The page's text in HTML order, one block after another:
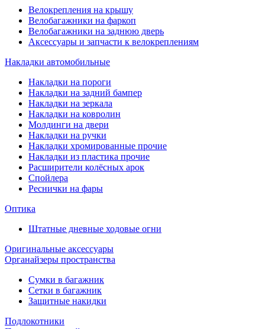
Велокрепления на крышу
Велобагажники на фаркоп
Велобагажники на заднюю дверь
Аксессуары и запчасти к велокреплениям
Накладки автомобильные
Накладки на пороги
Накладки на задний бампер
Накладки на зеркала
Накладки на ковролин
Молдинги на двери
Накладки на ручки
Накладки хромированные прочие
Накладки из пластика прочие
Расширители колёсных арок
Спойлера
Реснички на фары
Оптика
Штатные дневные ходовые огни
Оригинальные аксессуары
Органайзеры пространства
Сумки в багажник
Сетки в багажник
Защитные накидки
Подлокотники